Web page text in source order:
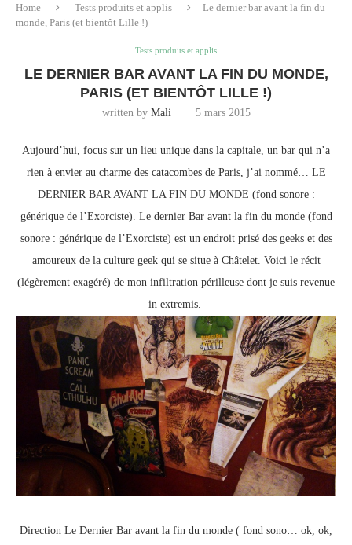
Home Tests produits et applis
Le dernier bar avant la fin du
monde, Paris (et bientôt Lille !)
Tests produits et applis
LE DERNIER BAR AVANT LA FIN DU MONDE,
PARIS (ET BIENTÔT LILLE !)
written by Mali 5 mars 2015
Aujourd’hui, focus sur un lieu unique dans la capitale, un bar qui n’a
rien à envier au charme des catacombes de Paris, j’ai nommé… LE
DERNIER BAR AVANT LA FIN DU MONDE (fond sonore :
générique de l’Exorciste). Le dernier Bar avant la fin du monde (fond
sonore : générique de l’Exorciste) est un endroit prisé des geeks et des
amoureux de la culture geek qui se situe à Châtelet. Voici le récit
(légèrement exagéré) de mon infiltration périlleuse dont je suis revenue
in extremis.
Direction Le Dernier Bar avant la fin du monde ( fond sono… ok, ok,